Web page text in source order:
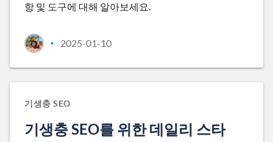
항 및 도구에 대해 알아보세요.
• 2025-01-10
기생충 SEO
기생충 SEO를 위한 데일리 스타